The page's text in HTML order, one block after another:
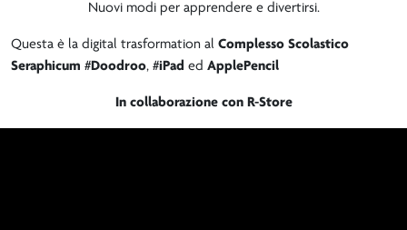
Nuovi modi per apprendere e divertirsi.
Questa è la digital trasformation al Complesso Scolastico
Seraphicum #Doodroo, #iPad ed ApplePencil
In collaborazione con R-Store